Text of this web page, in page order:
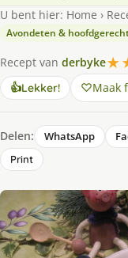
U bent hier: Home ›
Avondeten &
Recept van derbyke
👍Lekker! Maak
Delen: WhatsApp
Print